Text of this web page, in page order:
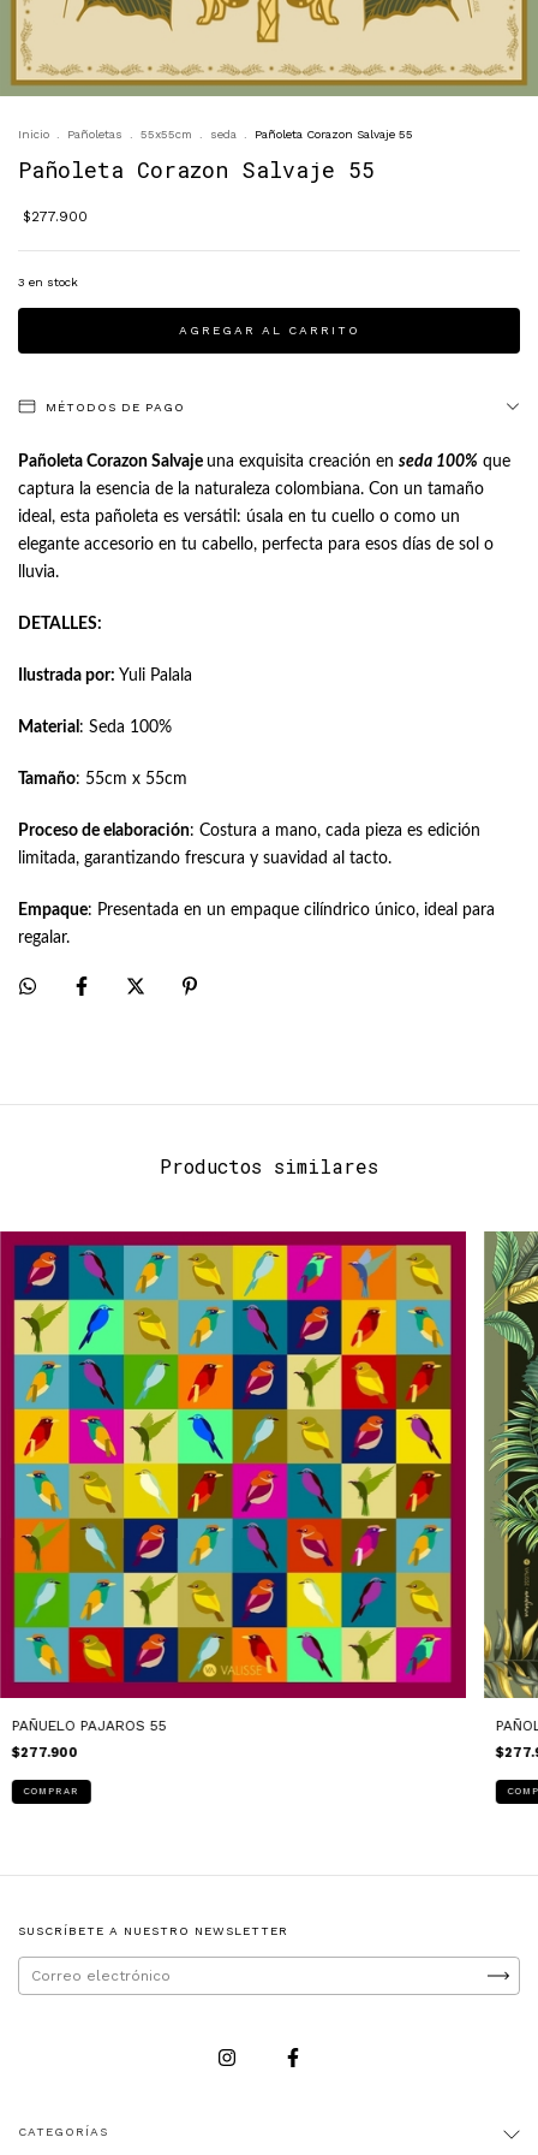
Inicio Pañoletas 55x55cm seda Pañoleta Corazon Salvaje 55
Pañoleta Corazon Salvaje 55
$277.900
3 en stock
MÉTODOS DE PAGO
Pañoleta Corazon Salvaje una exquisita creación en seda 100% que
captura la esencia de la naturaleza colombiana. Con un tamaño
ideal, esta pañoleta es versátil: úsala en tu cuello o como un
elegante accesorio en tu cabello, perfecta para esos días de sol o
lluvia.
DETALLES:
Ilustrada por: Yuli Palala
Material : Seda 100%
Tamaño: 55cm x 55cm
Proceso de elaboración: Costura a mano, cada pieza es edición
limitada, garantizando frescura y suavidad al tacto.
Empaque: Presentada en un empaque cilíndrico único, ideal para
regalar.
Productos similares
PAÑUELO PAJAROS 55
$277.900
SUSCRÍBETE A NUESTRO NEWSLETTER
CATEGORÍAS